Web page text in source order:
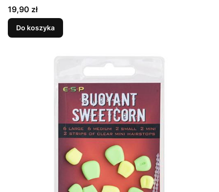
Cena
19,90 zł
Do koszyka